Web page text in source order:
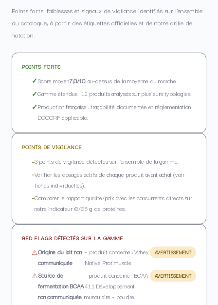
Points forts, faiblesses et signaux de vigilance identifiés sur l’ensemble
du catalogue, à partir des étiquettes officielles et de notre grille de
notation.
POINTS FORTS
Score moyen7,0/10: au-dessus de la moyenne du marché.
Gamme étendue : 12 produits analysés sur plusieurs typologies.
Production française : traçabilité documentée et réglementation
DGCCRF applicable.
POINTS DE VIGILANCE
3 points de vigilance détectés sur l’ensemble de la gamme.
Vérifier les dosages actifs de chaque produit avant achat (voir
fiches individuelles).
Comparer le rapport qualité/prix avec les concurrents directs sur
notre indicateur €/25 g de protéines.
RED FLAGS DÉTECTÉS SUR LA GAMME
Origine du lait non
communiquée
– produit concerné : Whey
Native Protimuscle
AVERTISSEMENT
Source de
fermentation BCAA
non communiquée
– produit concerné : BCAA
4.1.1 Développement
musculaire – poudre
AVERTISSEMENT